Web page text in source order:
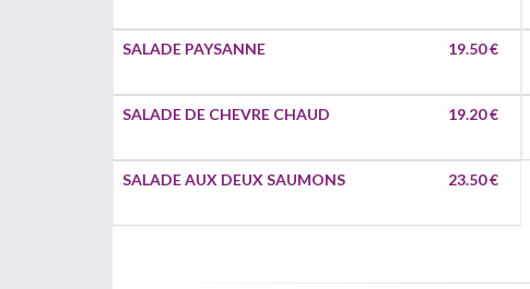
SALADE PAYSANNE 19.50 €
SALADE DE CHEVRE CHAUD 19.20 €
SALADE AUX DEUX SAUMONS 23.50 €